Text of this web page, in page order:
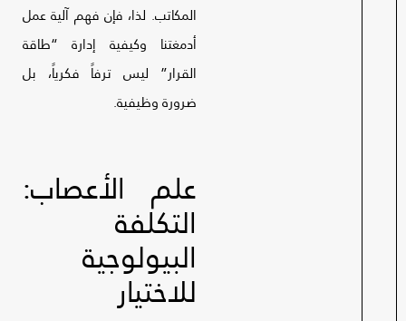
المكاتب. لذا، فإن فهم آلية عمل
أدمغتنا وكيفية إدارة “طاقة
القرار” ليس ترفاً فكرياً، بل
ضرورة وظيفية.
علم الأعصاب:
التكلفة
البيولوجية
للاختيار